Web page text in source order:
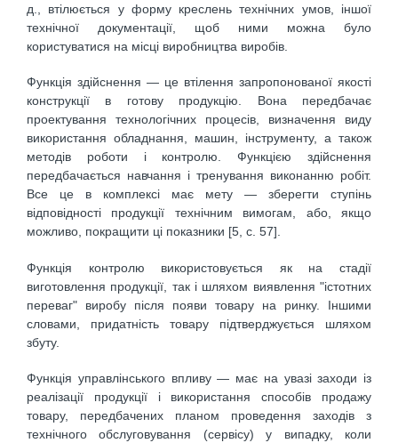
д., втілюється у форму креслень технічних умов, іншої
технічної документації, щоб ними можна було
користуватися на місці виробництва виробів.
Функція здійснення — це втілення запропонованої якості
конструкції в готову продукцію. Вона передбачає
проектування технологічних процесів, визначення виду
використання обладнання, машин, інструменту, а також
методів роботи і контролю. Функцією здійснення
передбачається навчання і тренування виконанню робіт.
Все це в комплексі має мету — зберегти ступінь
відповідності продукції технічним вимогам, або, якщо
можливо, покращити ці показники [5, с. 57].
Функція контролю використовується як на стадії
виготовлення продукції, так і шляхом виявлення "істотних
переваг" виробу після появи товару на ринку. Іншими
словами, придатність товару підтверджується шляхом
збуту.
Функція управлінського впливу — має на увазі заходи із
реалізації продукції і використання способів продажу
товару, передбачених планом проведення заходів з
технічного обслуговування (сервісу) у випадку, коли